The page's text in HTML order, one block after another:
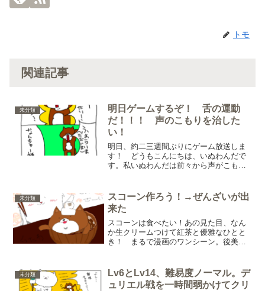
トモ
関連記事
未分類
明日ゲームするぞ！ 舌の運動
だ！！！ 声のこもりを治した
い！
明日、約二三週間ぶりにゲーム放送しま
す！ どうもこんにちは、いぬわんだで
す。私いぬわんだは前々から声がこもる
なるとうまく声が出ず、ひどい有様でし
た。現在も同じで、時々自...
未分類
スコーン作ろう！→ぜんざいが出
来た
スコーンは食べたい！あの見た目、なん
か生クリームつけて紅茶と優雅なひとと
き！ まるで漫画のワンシーン。後美味
のでは？」と助言いただきました。次回
までのお電話お茶会までに...
未分類
Lv6とLv14、難易度ノーマル。デ
ュリエル戦を一時間弱かけてクリ